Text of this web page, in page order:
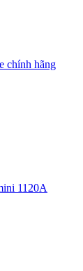
chính hãng
1120A